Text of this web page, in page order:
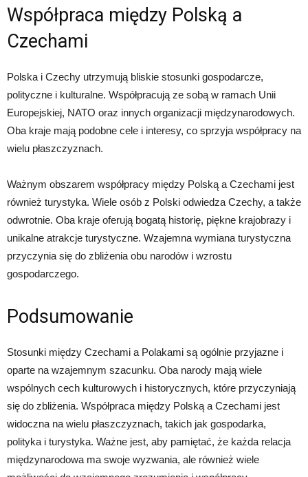
Współpraca między Polską a
Czechami
Polska i Czechy utrzymują bliskie stosunki gospodarcze,
polityczne i kulturalne. Współpracują ze sobą w ramach Unii
Europejskiej, NATO oraz innych organizacji międzynarodowych.
Oba kraje mają podobne cele i interesy, co sprzyja współpracy na
wielu płaszczyznach.
Ważnym obszarem współpracy między Polską a Czechami jest
również turystyka. Wiele osób z Polski odwiedza Czechy, a także
odwrotnie. Oba kraje oferują bogatą historię, piękne krajobrazy i
unikalne atrakcje turystyczne. Wzajemna wymiana turystyczna
przyczynia się do zbliżenia obu narodów i wzrostu
gospodarczego.
Podsumowanie
Stosunki między Czechami a Polakami są ogólnie przyjazne i
oparte na wzajemnym szacunku. Oba narody mają wiele
wspólnych cech kulturowych i historycznych, które przyczyniają
się do zbliżenia. Współpraca między Polską a Czechami jest
widoczna na wielu płaszczyznach, takich jak gospodarka,
polityka i turystyka. Ważne jest, aby pamiętać, że każda relacja
międzynarodowa ma swoje wyzwania, ale również wiele